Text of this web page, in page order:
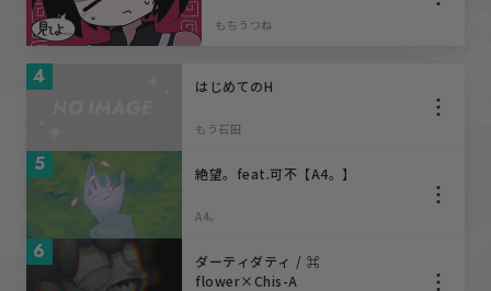
もちうつね
4 はじめてのH
もう石田
5 絶望。feat.可不【A4。】
A4。
6
ダーティダティ / ⌘
flower×Chis-A